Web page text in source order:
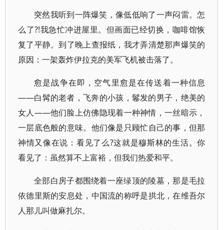
突然我听到一阵爆笑，像低低响了一声闷雷。怎
么了?!我急忙冲进屋里。但画面已经切换，咖啡馆恢
复了平静。到了晚上查报纸，我才弄清楚那声爆笑的
原因：一架轰炸伊拉克的美军飞机被击落了。
愈是战争在即，空气里愈是在传送着一种信息
——白髯的老者，飞奔的小孩，鬈发的男子，绝美的
女人——他们脸上仿佛隐现着一种神情，一丝暗示，
一层底色般的意味。他们像是只顾忙自己的事，但那
神情又像在说：看见了么?这就是穆斯林的生活。你
看见了：虽然算不上富裕，但我们热爱和平。
全部白房子都围绕着一座绿顶的陵墓，那是毛拉
依德里斯的安息处，中国流的称呼是拱北，在维吾尔
人那儿叫做麻扎尔。